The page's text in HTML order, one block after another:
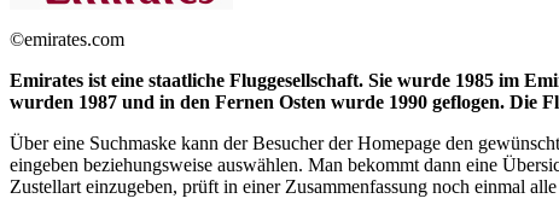
©emirates.com
Emirates ist eine staatliche Fluggesellschaft. Sie wurde 1985 im
wurden 1987 und in den Fernen Osten wurde 1990 geflogen. Die
Über eine Suchmaske kann der Besucher der Homepage den
eingeben beziehungsweise auswählen. Man bekommt dann eine
Zustellart einzugeben, prüft in einer Zusammenfassung noch einmal